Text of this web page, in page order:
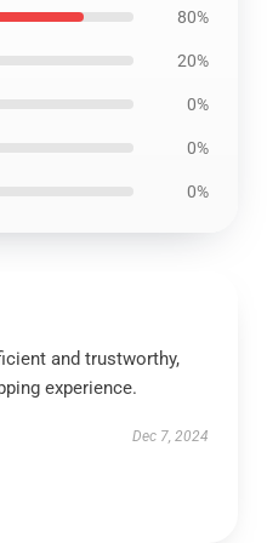
80%
20%
0%
0%
0%
and trustworthy,
experience.
Dec 7, 2024